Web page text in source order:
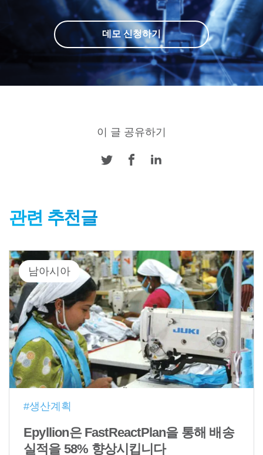
데모 신청하기
이 글 공유하기
관련 추천글
남아시아
#생산계획
Epyllion은 FastReactPlan을 통해 배송
실적을 58% 향상시킵니다